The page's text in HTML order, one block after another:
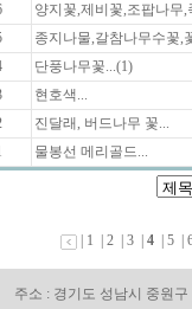
양지꽃,제비꽃,조팝나무
종지나물,갈참나무수꽃,
단풍나무꽃...(1)
현호색...
진달래, 버드나무 꽃...
물봉선 메리골드...
1 2| 3| 4| 5|
주소 : 경기도 성남시 중원